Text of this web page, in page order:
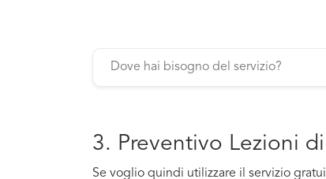
3. Preventivo Lezioni
Se voglio quindi utilizzare il servizio